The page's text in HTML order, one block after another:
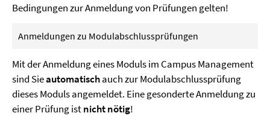
Bedingungen zur Anmeldung von Prüfungen gelten!
Anmeldungen zu Modulabschlussprüfungen
Mit der Anmeldung eines Moduls im Campus Management
sind Sieautomatischauch zur Modulabschlussprüfung
dieses Moduls angemeldet. Eine gesonderte Anmeldung zu
einer Prüfung istnicht nötig!